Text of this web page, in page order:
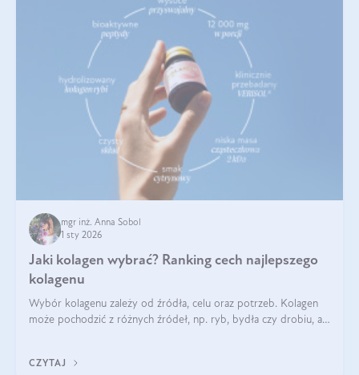
mgr inż. Anna Sobol
1 sty 2026
Jaki kolagen wybrać? Ranking cech najlepszego
kolagenu
Wybór kolagenu zależy od źródła, celu oraz potrzeb. Kolagen
może pochodzić z różnych źródeł, np. ryb, bydła czy drobiu, a
bydlęcy.
CZYTAJ